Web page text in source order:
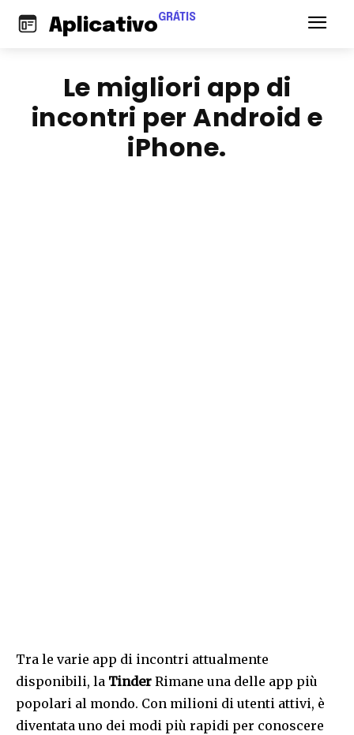
AplicativoGRÁTIS
Le migliori app di
incontri per Android e
iPhone.
Tra le varie app di incontri attualmente
disponibili, la Tinder Rimane una delle app più
popolari al mondo. Con milioni di utenti attivi, è
diventata uno dei modi più rapidi per conoscere